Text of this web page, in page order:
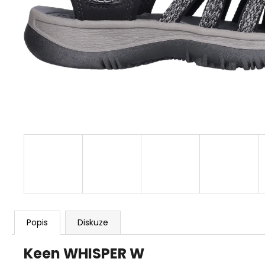
Popis Diskuze
Keen WHISPER W
1 259 Kč
Původně:1 399 Kč